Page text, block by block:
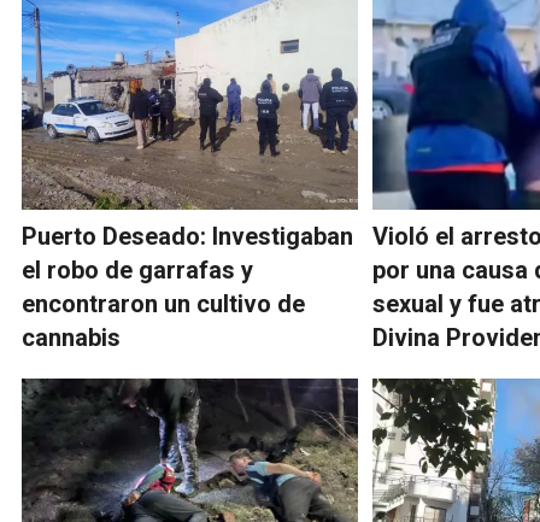
Puerto Deseado: Investigaban
el robo de garrafas y
encontraron un cultivo de
cannabis
Violó el
por una causa
sexual y fue
Divina